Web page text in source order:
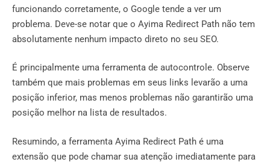
funcionando corretamente, o Google tende a ver um
problema. Deve-se notar que o Ayima Redirect Path não tem
absolutamente nenhum impacto direto no seu SEO.
É principalmente uma ferramenta de autocontrole. Observe
também que mais problemas em seus links levarão a uma
posição inferior, mas menos problemas não garantirão uma
posição melhor na lista de resultados.
Resumindo, a ferramenta Ayima Redirect Path é uma
extensão que pode chamar sua atenção imediatamente para